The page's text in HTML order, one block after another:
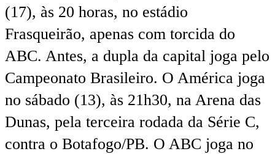
(17), às 20 horas, no estádio
Frasqueirão, apenas com torcida do
ABC. Antes, a dupla da capital joga pelo
Campeonato Brasileiro. O América joga
no sábado (13), às 21h30, na Arena das
Dunas, pela terceira rodada da Série C,
contra o Botafogo/PB. O ABC joga no